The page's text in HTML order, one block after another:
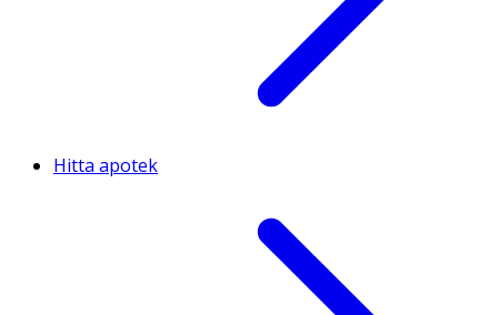
Hitta apotek